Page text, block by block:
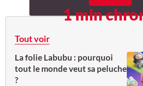
1 min
Tout voir
La folie Labubu : pourquoi
tout le monde veut sa peluche
?